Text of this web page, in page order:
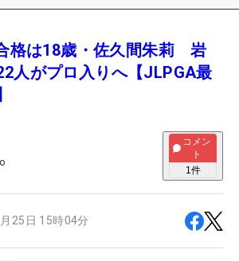
格は18歳・佐久間朱莉 岩
人がプロ入りへ【JLPGA最
コメン
ト
1件
25日 15時04分